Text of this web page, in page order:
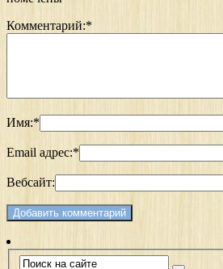
Комментарий:*
Имя:*
Email адрес:*
Вебсайт: